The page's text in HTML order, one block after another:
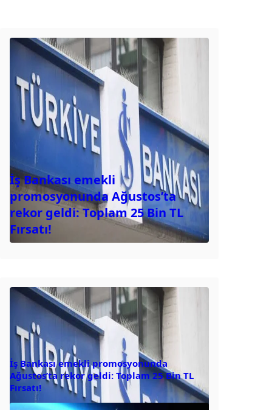
İş Bankası emekli
promosyonunda Ağustos’ta
rekor geldi: Toplam 25 Bin TL
Fırsatı!
İş Bankası emekli promosyonunda
Ağustos’ta rekor geldi: Toplam 25 Bin TL
Fırsatı!